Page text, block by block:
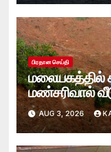
பிரதான செய்தி
மலையகத்தில்
மண்சரிவால்
மாயம்
AUG 3, 2026